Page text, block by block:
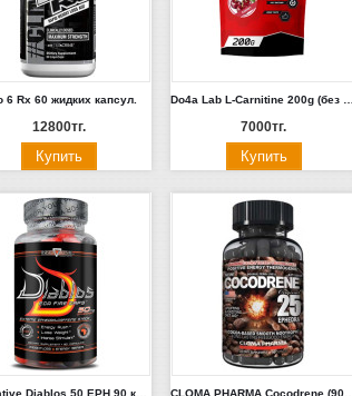
6 Rx 60 жидких капсул.
12800тг. 7000тг.